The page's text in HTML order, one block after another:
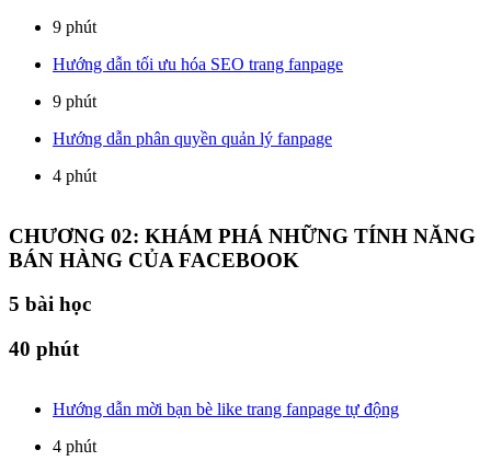
9 phút
Hướng dẫn tối ưu hóa SEO trang fanpage
9 phút
Hướng dẫn phân quyền quản lý fanpage
4 phút
CHƯƠNG 02: KHÁM PHÁ NHỮNG TÍNH NĂNG
BÁN HÀNG CỦA FACEBOOK
5 bài học
40 phút
Hướng dẫn mời bạn bè like trang fanpage tự động
4 phút